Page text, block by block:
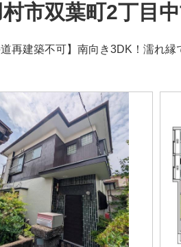
市双葉町2丁目
道再建築不可】南向き3DK！濡れ